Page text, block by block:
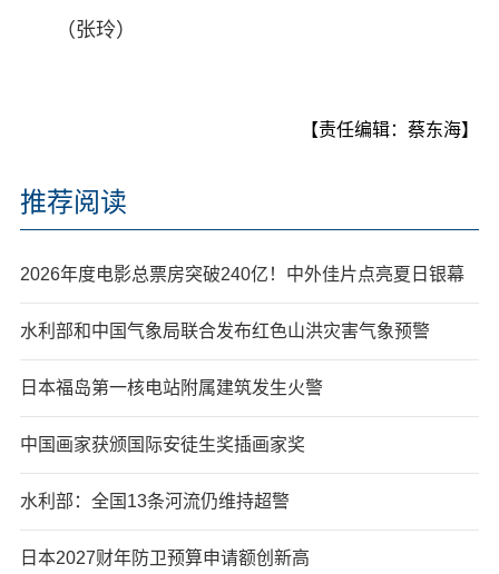
（张玲）
【责任编辑：蔡东海】
推荐阅读
2026年度电影总票房突破240亿！中外佳片点亮夏日银幕
水利部和中国气象局联合发布红色山洪灾害气象预警
日本福岛第一核电站附属建筑发生火警
中国画家获颁国际安徒生奖插画家奖
水利部：全国13条河流仍维持超警
日本2027财年防卫预算申请额创新高